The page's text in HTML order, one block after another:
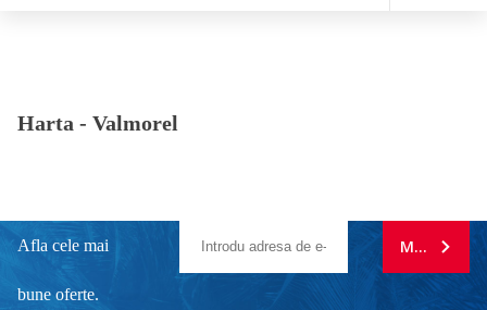
Harta - Valmorel
Afla cele mai
bune oferte.
MA